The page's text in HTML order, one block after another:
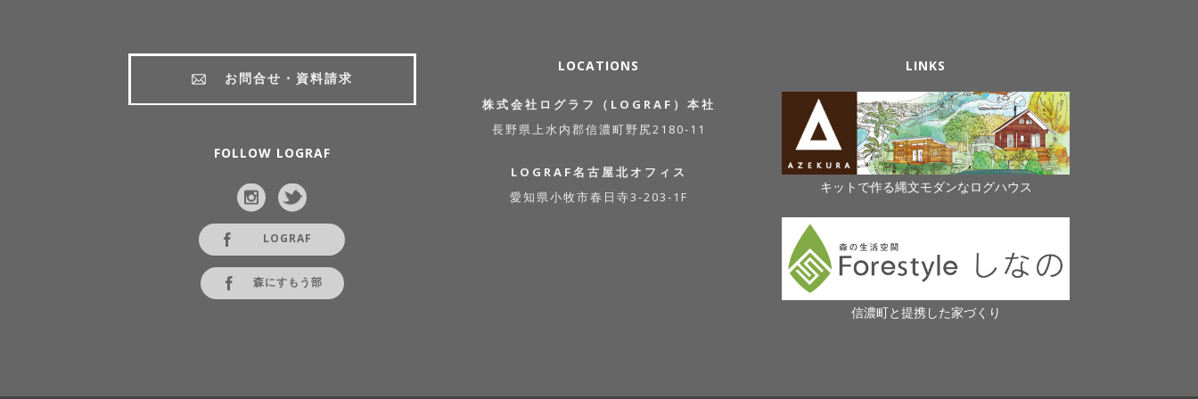
お問合せ・資料請求
FOLLOW LOGRAF
LOGRAF
森にすもう部
LOCATIONS
株式会社ログラフ（LOGRAF）本社
長野県上水内郡信濃町野尻2180-11
LOGRAF名古屋北オフィス
愛知県小牧市春日寺3-203-1F
LINKS
キットで作る縄文モダンなログハウス
信濃町と提携した家づくり